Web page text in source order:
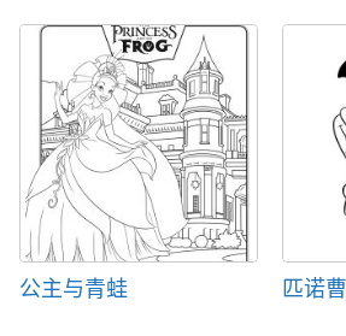
公主与青蛙 匹诺曹